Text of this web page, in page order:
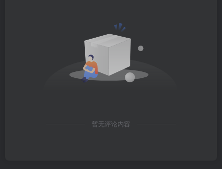
暂无评论内容